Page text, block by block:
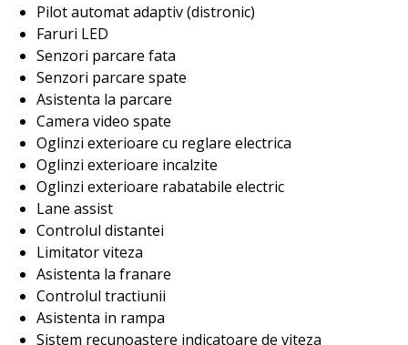
Pilot automat adaptiv (distronic)
Faruri LED
Senzori parcare fata
Senzori parcare spate
Asistenta la parcare
Camera video spate
Oglinzi exterioare cu reglare electrica
Oglinzi exterioare incalzite
Oglinzi exterioare rabatabile electric
Lane assist
Controlul distantei
Limitator viteza
Asistenta la franare
Controlul tractiunii
Asistenta in rampa
Sistem recunoastere indicatoare de viteza